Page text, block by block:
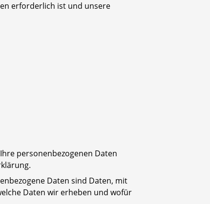
erforderlich ist und unsere
personenbezogenen Daten
Daten sind Daten, mit
Daten wir erheben und wofür